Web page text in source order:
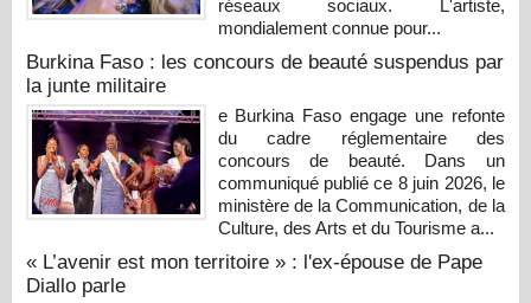
réseaux sociaux. L'artiste,
mondialement connue pour...
Burkina Faso : les concours de beauté suspendus par
la junte militaire
e Burkina Faso engage une refonte
du cadre réglementaire des
concours de beauté. Dans un
communiqué publié ce 8 juin 2026, le
ministère de la Communication, de la
Culture, des Arts et du Tourisme a...
« L’avenir est mon territoire » : l'ex-épouse de Pape
Diallo parle